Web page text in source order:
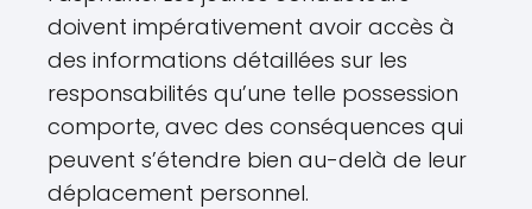
doivent impérativement avoir accès à
des informations détaillées sur les
responsabilités qu’une telle possession
comporte, avec des conséquences qui
peuvent s’étendre bien au-delà de leur
déplacement personnel.